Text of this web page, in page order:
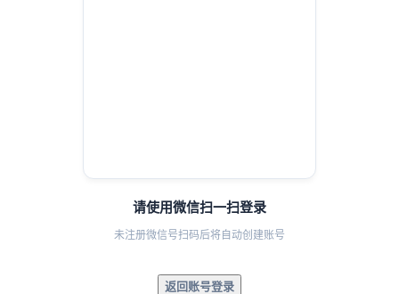
请使用微信扫一扫登录
未注册微信号扫码后将自动创建账号
返回账号登录